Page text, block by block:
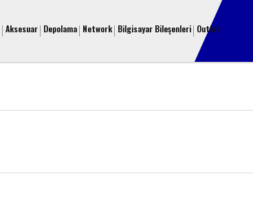
Aksesuar Depolama Network Bilgisayar Bileşenleri Outlet